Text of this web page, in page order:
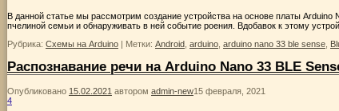
В данной статье мы рассмотрим создание устройства на основе платы Arduino
пчелиной семьи и обнаруживать в ней событие роения. Вдобавок к этому
Рубрика: Схемы на Arduino | Метки: Android arduino arduino nano 33 ble sense
Распознавание речи на Arduino Nano 33 BLE
Опубликовано 15.02.2021 автором admin-new15 февраля, 2021
4